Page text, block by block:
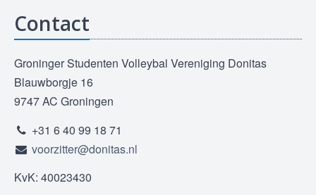
Contact
Groninger Studenten Volleybal Vereniging Donitas
Blauwborgje 16
9747 AC Groningen
+31 6 40 99 18 71
voorzitter@donitas.nl
KvK: 40023430